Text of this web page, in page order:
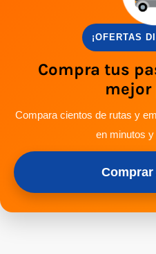
¡OFERTAS
Compra tus
mejor
Compara cientos de rutas y
en minutos